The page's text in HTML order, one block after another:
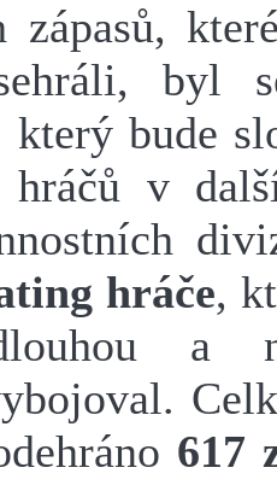
zápasů,
byl
který bude
hráčů v
hráče,
a
617